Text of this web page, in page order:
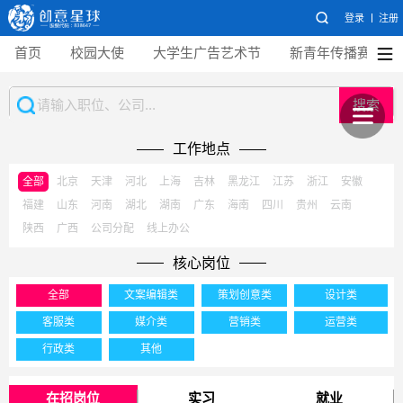
登录 注册
首页 校园大使 大学生广告艺术节 新青年传播赛
搜索
工作地点
全部 北京 天津 河北 上海 吉林 黑龙江 江苏 浙江
安徽
福建
山东 河南 湖北 湖南 广东 海南 四川 贵州
云南
陕西
广西 公司分配 线上办公
核心岗位
全部 文案编辑类 策划创意类 设计类
客服类 媒介类 营销类 运营类
行政类 其他
在招岗位 实习 就业